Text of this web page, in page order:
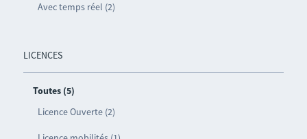
Avec temps réel (2)
LICENCES
Toutes (5)
Licence Ouverte (2)